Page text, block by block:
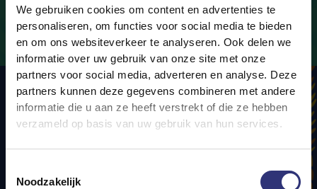
We gebruiken cookies om content en advertenties te
personaliseren, om functies voor social media te bieden
en om ons websiteverkeer te analyseren. Ook delen we
informatie over uw gebruik van onze site met onze
partners voor social media, adverteren en analyse. Deze
partners kunnen deze gegevens combineren met andere
informatie die u aan ze heeft verstrekt of die ze hebben
verzameld op basis van uw gebruik van hun services.
Noodzakelijk
voor iedereen.